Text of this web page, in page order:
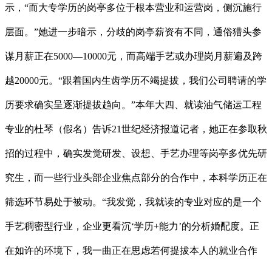
示，“而大专学历的岗亭多位于根本营业和运营岗，侧沉施行
层面。”她进一步暗示，分歧的岗亭薪资有不同，通俗猎头参
谋月薪正在5000—10000元，而高端手艺或办理岗月薪遍及跨
越20000元。“跟着国内生齿学历不竭提拔，我们公司聘请的学
历要求确实呈逐渐提拔趋向。”本年大四、就读油气储运工程
专业的杜琴（假名）告诉21世纪经济报道记者，她正在参取秋
招的过程中，确实发觉研发、设想、手艺办理等岗亭多优先研
究生，而一些行业头部企业焦点部分的合作中，本科学历正在
筛选环节易处于被动。“我发觉，我就读的专业对应的是一个
手艺稠密型行业，企业更看沉‘学历+能力’的分析婚配度。正
在如许的环境下，我一曲正在思虑若何提拔本人的就业合作